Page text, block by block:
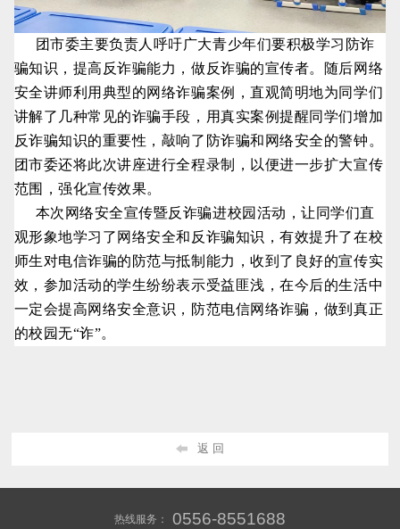
团市委主要负责人呼吁广大青少年们要积极学习防诈
骗知识，提高反诈骗能力，做反诈骗的宣传者。随后网络
安全讲师利用典型的网络诈骗案例，直观简明地为同学们
讲解了几种常见的诈骗手段，用真实案例提醒同学们增加
反诈骗知识的重要性，敲响了防诈骗和网络安全的警钟。
团市委还将此次讲座进行全程录制，以便进一步扩大宣传
范围，强化宣传效果。
本次网络安全宣传暨反诈骗进校园活动，让同学们直
观形象地学习了网络安全和反诈骗知识，有效提升了在校
师生对电信诈骗的防范与抵制能力，收到了良好的宣传实
效，参加活动的学生纷纷表示受益匪浅，在今后的生活中
一定会提高网络安全意识，防范电信网络诈骗，做到真正
的校园无“诈”。
返 回
热线服务： 0556-8551688